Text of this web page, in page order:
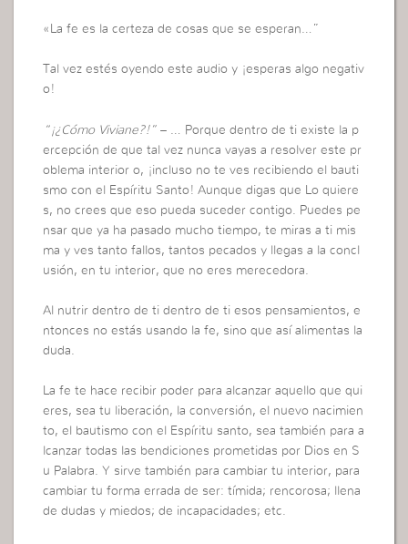
«La fe es la certeza de cosas que se esperan…”
Tal vez estés oyendo este audio y ¡esperas algo negativ
o!
“¡¿Cómo Viviane?!” – … Porque dentro de ti existe la p
ercepción de que tal vez nunca vayas a resolver este pr
oblema interior o, ¡incluso no te ves recibiendo el bauti
smo con el Espíritu Santo! Aunque digas que Lo quiere
s, no crees que eso pueda suceder contigo. Puedes pe
nsar que ya ha pasado mucho tiempo, te miras a ti mis
ma y ves tanto fallos, tantos pecados y llegas a la concl
usión, en tu interior, que no eres merecedora.
Al nutrir dentro de ti dentro de ti esos pensamientos, e
ntonces no estás usando la fe, sino que así alimentas la
duda.
La fe te hace recibir poder para alcanzar aquello que qui
eres, sea tu liberación, la conversión, el nuevo nacimien
to, el bautismo con el Espíritu santo, sea también para a
lcanzar todas las bendiciones prometidas por Dios en S
u Palabra. Y sirve también para cambiar tu interior, para
cambiar tu forma errada de ser: tímida; rencorosa; llena
de dudas y miedos; de incapacidades; etc.